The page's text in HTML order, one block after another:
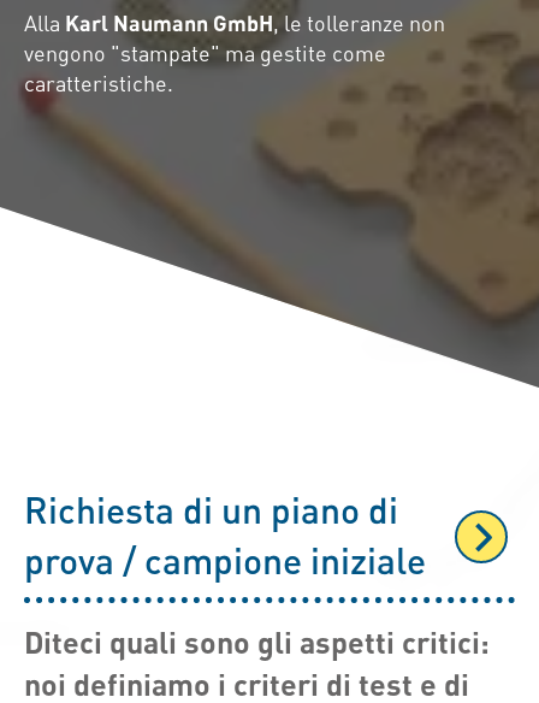
Alla Karl Naumann GmbH, le tolleranze non
vengono "stampate" ma gestite come
caratteristiche.
Richiesta di un piano di
prova / campione iniziale
Diteci quali sono gli aspetti critici:
noi definiamo i criteri di test e di